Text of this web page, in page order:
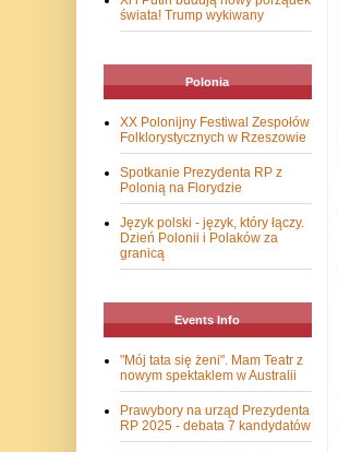
świata! Trump wykiwany
Polonia
XX Polonijny Festiwal Zespołów
Folklorystycznych w Rzeszowie
Spotkanie Prezydenta RP z
Polonią na Florydzie
Język polski - język, który łączy.
Dzień Polonii i Polaków za
granicą
Events Info
"Mój tata się żeni". Mam Teatr z
nowym spektaklem w Australii
Prawybory na urząd Prezydenta
RP 2025 - debata 7 kandydatów